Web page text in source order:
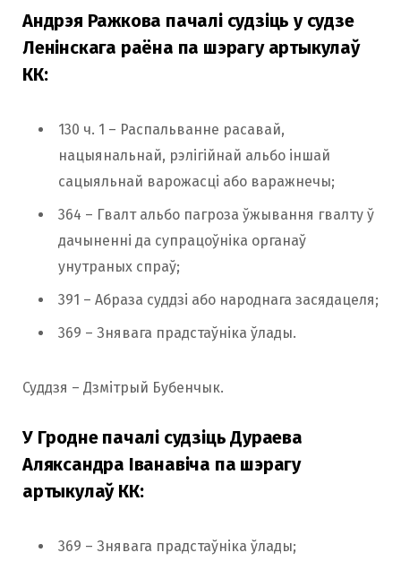
Андрэя Ражкова пачалі судзіць у судзе
Ленінскага раёна па шэрагу артыкулаў
КК:
130 ч. 1 – Распальванне расавай,
нацыянальнай, рэлігійнай альбо іншай
сацыяльнай варожасці або варажнечы;
364 – Гвалт альбо пагроза ўжывання гвалту ў
дачыненні да супрацоўніка органаў
унутраных спраў;
391 – Абраза суддзі або народнага засядацеля;
369 – Знявага прадстаўніка ўлады.
Суддзя – Дзмітрый Бубенчык.
У Гродне пачалі судзіць Дураева
Аляксандра Іванавіча па шэрагу
артыкулаў КК:
369 – Знявага прадстаўніка ўлады;